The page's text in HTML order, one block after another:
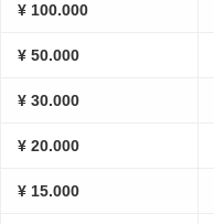
¥ 100.000
¥ 50.000
¥ 30.000
¥ 20.000
¥ 15.000